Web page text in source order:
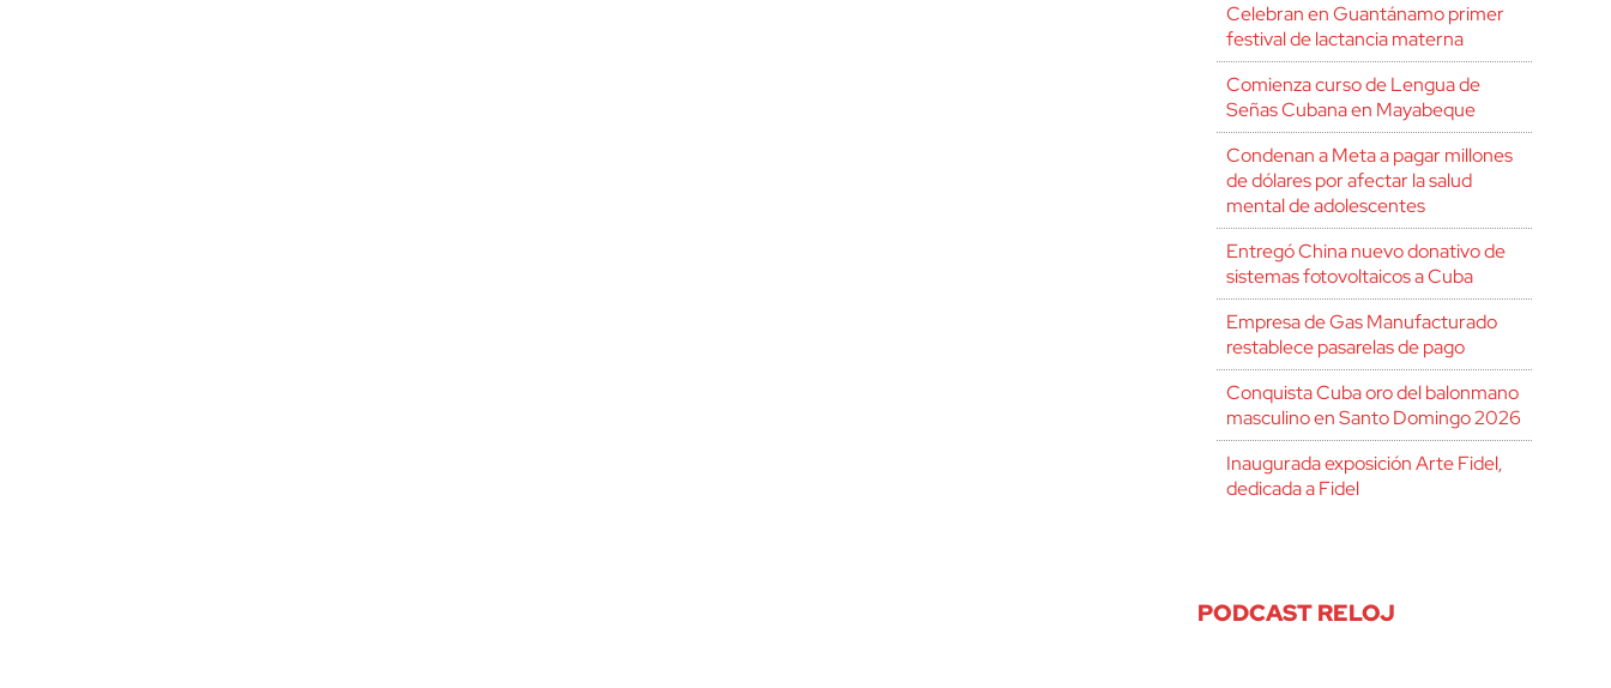
Celebran en Guantánamo primer
festival de lactancia materna
Comienza curso de Lengua de
Señas Cubana en Mayabeque
Condenan a Meta a pagar millones
de dólares por afectar la salud
mental de adolescentes
Entregó China nuevo donativo de
sistemas fotovoltaicos a Cuba
Empresa de Gas Manufacturado
restablece pasarelas de pago
Conquista Cuba oro del balonmano
masculino en Santo Domingo 2026
Inaugurada exposición Arte Fidel,
dedicada a Fidel
PODCAST RELOJ